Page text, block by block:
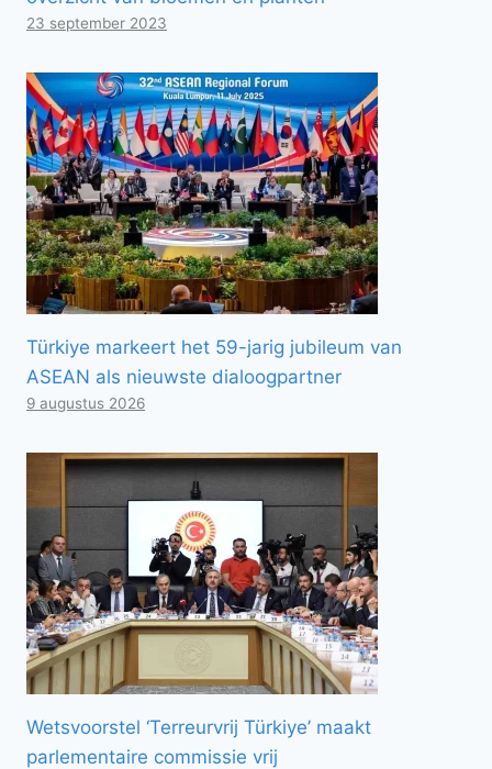
23 september 2023
Türkiye markeert het 59-jarig jubileum van
ASEAN als nieuwste dialoogpartner
9 augustus 2026
Wetsvoorstel ‘Terreurvrij Türkiye’ maakt
parlementaire commissie vrij